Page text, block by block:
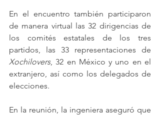
En el encuentro también participaron
de manera virtual las 32 dirigencias de
los comités estatales de los tres
Xochilovers, 32 en México y uno en el
extranjero, así como los delegados de
elecciones.
En la reunión, la ingeniera aseguró que